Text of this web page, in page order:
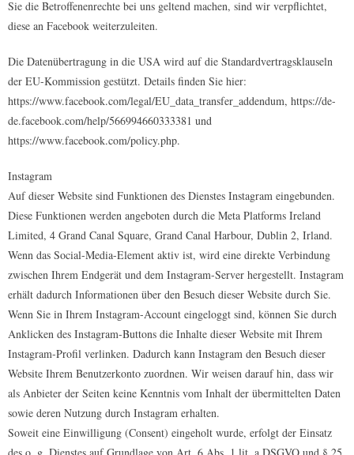
Sie die Betroffenenrechte bei uns geltend machen, sind wir verpflichtet,
diese an Facebook weiterzuleiten.
Die Datenübertragung in die USA wird auf die Standardvertragsklauseln
der EU-Kommission gestützt. Details finden Sie hier:
https://www.facebook.com/legal/EU_data_transfer_addendum, https://de-
de.facebook.com/help/566994660333381 und
https://www.facebook.com/policy.php.
Instagram
Auf dieser Website sind Funktionen des Dienstes Instagram eingebunden.
Diese Funktionen werden angeboten durch die Meta Platforms Ireland
Limited, 4 Grand Canal Square, Grand Canal Harbour, Dublin 2, Irland.
Wenn das Social-Media-Element aktiv ist, wird eine direkte Verbindung
zwischen Ihrem Endgerät und dem Instagram-Server hergestellt. Instagram
erhält dadurch Informationen über den Besuch dieser Website durch Sie.
Wenn Sie in Ihrem Instagram-Account eingeloggt sind, können Sie durch
Anklicken des Instagram-Buttons die Inhalte dieser Website mit Ihrem
Instagram-Profil verlinken. Dadurch kann Instagram den Besuch dieser
Website Ihrem Benutzerkonto zuordnen. Wir weisen darauf hin, dass wir
als Anbieter der Seiten keine Kenntnis vom Inhalt der übermittelten Daten
sowie deren Nutzung durch Instagram erhalten.
Soweit eine Einwilligung (Consent) eingeholt wurde, erfolgt der Einsatz